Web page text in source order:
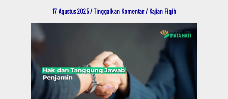
17 Agustus 2025/Tinggalkan Komentar / Kajian Fiqih